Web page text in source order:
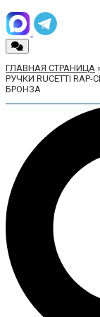
ГЛАВНАЯ СТРАНИЦА
РУЧКИ RUCETTI
БРОНЗА